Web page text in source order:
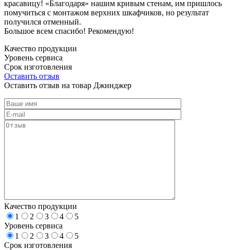
красавицу! «Благодаря» нашим кривым стенам, им пришлось
помучиться с монтажом верхних шкафчиков, но результат
получился отменный.
Большое всем спасибо! Рекомендую!
Качество продукции
Уровень сервиса
Срок изготовления
Оставить отзыв
Оставить отзыв на товар Джинджер
Качество продукции
1
2 3 4
5
Уровень сервиса
1
2 3 4
5
Срок изготовления